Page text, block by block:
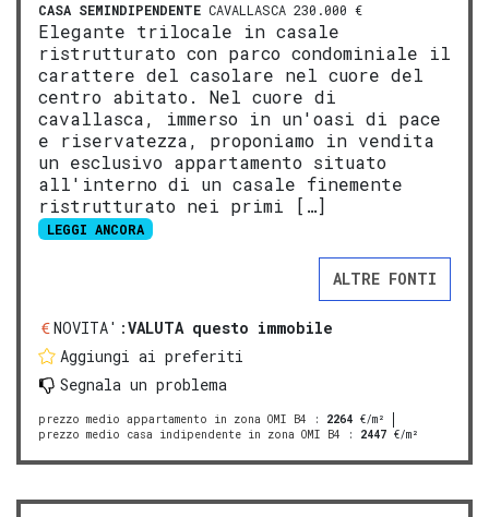
CASA SEMINDIPENDENTE CAVALLASCA 230.000 €
Elegante trilocale in casale
ristrutturato con parco condominiale il
carattere del casolare nel cuore del
centro abitato. Nel cuore di
cavallasca, immerso in un'oasi di pace
e riservatezza, proponiamo in vendita
un esclusivo appartamento situato
all'interno di un casale finemente
ristrutturato nei primi […]
LEGGI ANCORA
ALTRE FONTI
NOVITA':VALUTA questo immobile
Aggiungi ai preferiti
Segnala un problema
prezzo medio appartamento in zona OMI B4 : 2264 €/m²
prezzo medio casa indipendente in zona OMI B4 : 2447 €/m²